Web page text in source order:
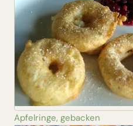
Apfelringe, gebacken